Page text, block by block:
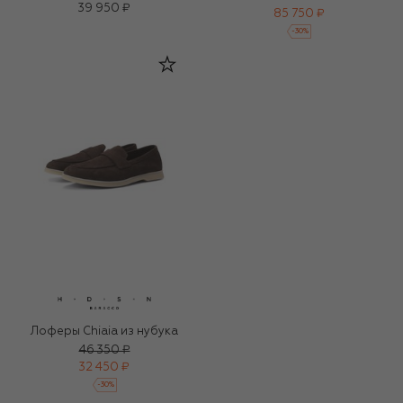
39 950 ₽
85 750 ₽
-30%
Лоферы Chiaia из нубука
46 350 ₽
32 450 ₽
-30%